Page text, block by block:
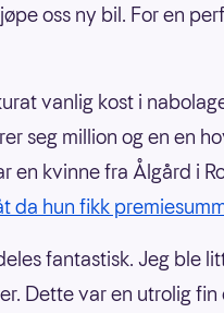
oss ny bil. For en
vanlig kost i
seg million og en en
en kvinne fra Ålgård i
da hun fikk
fantastisk. Jeg ble
Dette var en utrolig